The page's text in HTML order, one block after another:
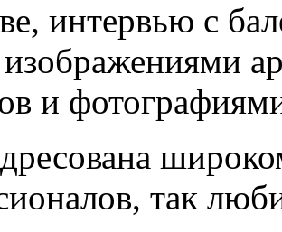
интервью с
и
так